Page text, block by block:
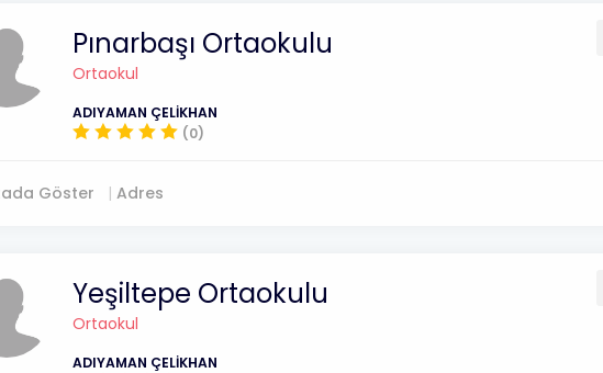
Pınarbaşı Ortaokulu
Ortaokul
ADIYAMAN ÇELİKHAN
(0)
Göster Adres
Yeşiltepe Ortaokulu
Ortaokul
ADIYAMAN ÇELİKHAN